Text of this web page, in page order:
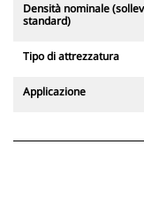
Densità nominale
standard)
Tipo di attrezzatura
Applicazione